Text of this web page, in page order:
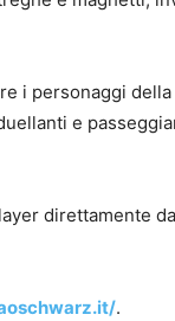
i personaggi
e
direttamente
.